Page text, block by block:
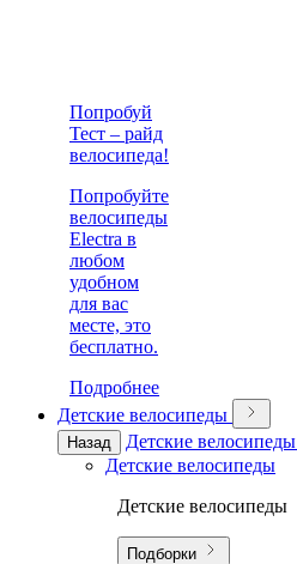
Попробуй
Тест – райд
велосипеда!
Попробуйте
велосипеды
Electra в
любом
удобном
для вас
месте, это
бесплатно.
Подробнее
Детские велосипеды
Назад
Детские велосипеды
Детские велосипеды
Детские велосипеды
Подборки